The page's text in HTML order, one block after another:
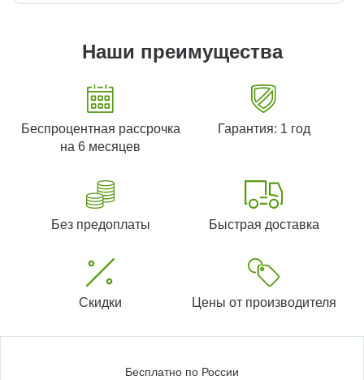
Наши преимущества
Беспроцентная рассрочка
на 6 месяцев
Гарантия: 1 год
Без предоплаты Быстрая доставка
Скидки Цены от производителя
Бесплатно по России